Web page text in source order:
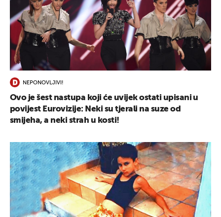
NEPONOVLJIVI!
Ovo je šest nastupa koji će uvijek ostati upisani u
povijest Eurovizije: Neki su tjerali na suze od
smijeha, a neki strah u kosti!
UKLJUČITE NOTIFIKACIJE